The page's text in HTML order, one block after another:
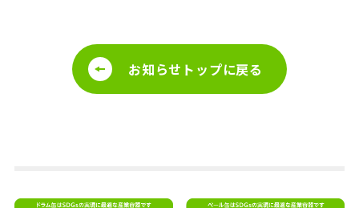
お知らせトップに戻る